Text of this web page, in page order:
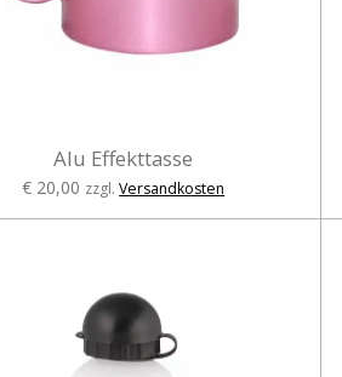
Alu Effekttasse
€ 20,00 zzgl.Versandkosten